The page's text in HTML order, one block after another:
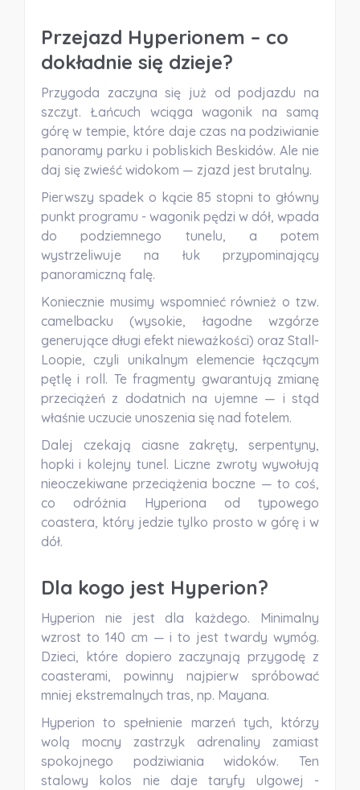
Przejazd Hyperionem – co
dokładnie się dzieje?
Przygoda zaczyna się już od podjazdu na
szczyt. Łańcuch wciąga wagonik na samą
górę w tempie, które daje czas na podziwianie
panoramy parku i pobliskich Beskidów. Ale nie
daj się zwieść widokom — zjazd jest brutalny.
Pierwszy spadek o kącie 85 stopni to główny
punkt programu - wagonik pędzi w dół, wpada
do podziemnego tunelu, a potem
wystrzeliwuje na łuk przypominający
panoramiczną falę.
Koniecznie musimy wspomnieć również o tzw.
camelbacku (wysokie, łagodne wzgórze
generujące długi efekt nieważkości) oraz Stall-
Loopie, czyli unikalnym elemencie łączącym
pętlę i roll. Te fragmenty gwarantują zmianę
przeciążeń z dodatnich na ujemne — i stąd
właśnie uczucie unoszenia się nad fotelem.
Dalej czekają ciasne zakręty, serpentyny,
hopki i kolejny tunel. Liczne zwroty wywołują
nieoczekiwane przeciążenia boczne — to coś,
co odróżnia Hyperiona od typowego
coastera, który jedzie tylko prosto w górę i w
dół.
Dla kogo jest Hyperion?
Hyperion nie jest dla każdego. Minimalny
wzrost to 140 cm — i to jest twardy wymóg.
Dzieci, które dopiero zaczynają przygodę z
coasterami, powinny najpierw spróbować
mniej ekstremalnych tras, np. Mayana.
Hyperion to spełnienie marzeń tych, którzy
wolą mocny zastrzyk adrenaliny zamiast
spokojnego podziwiania widoków. Ten
stalowy kolos nie daje taryfy ulgowej -